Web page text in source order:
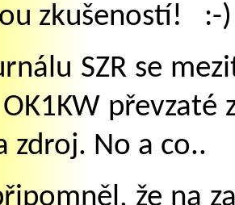
zkušeností! :-)
SZR se
zdroj. No a co..
že na